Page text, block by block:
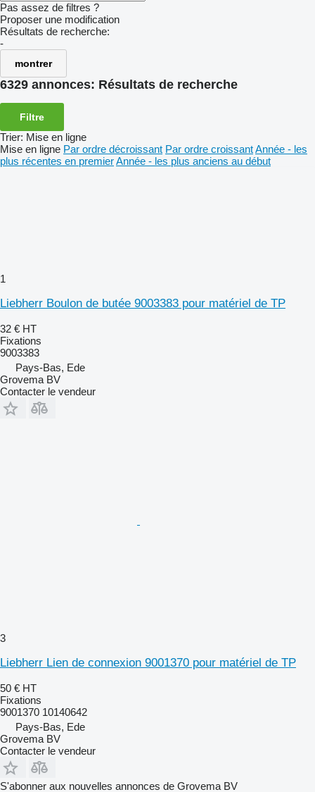
Pas assez de filtres ?
Proposer une modification
Résultats de recherche:
-
montrer
6329 annonces: Résultats de recherche
Filtre
Trier: Mise en ligne
Mise en ligne Par ordre décroissant Par ordre croissantAnnée - les
plus récentes en premierAnnée - les plus anciens au début
1
Liebherr Boulon de butée 9003383 pour matériel de TP
32 € HT
Fixations
9003383
Pays-Bas, Ede
Grovema BV
Contacter le vendeur
3
Liebherr Lien de connexion 9001370 pour matériel de TP
50 € HT
Fixations
9001370 10140642
Pays-Bas, Ede
Grovema BV
Contacter le vendeur
S'abonner aux nouvelles annonces de Grovema BV